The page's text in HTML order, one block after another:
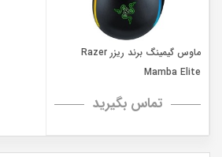
ماوس گیمینگ برند ریزر Razer
Mamba Elite
تماس بگیرید